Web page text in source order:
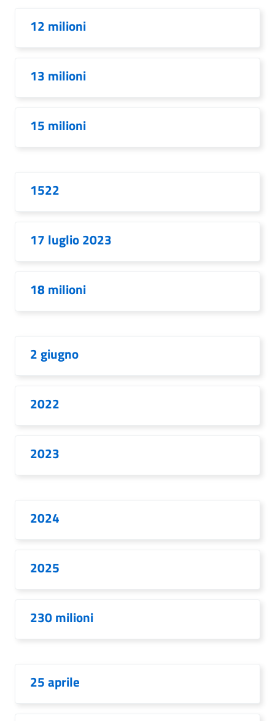
12 milioni
13 milioni
15 milioni
1522
17 luglio 2023
18 milioni
2 giugno
2022
2023
2024
2025
230 milioni
25 aprile